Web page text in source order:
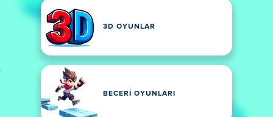
3D OYUNLAR
BECERI OYUNLARI